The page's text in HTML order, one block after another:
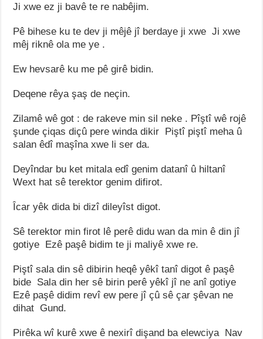
Ji xwe ez ji bavê te re nabêjim.
Pê bihese ku te dev ji mêjê jî berdaye ji xwe Ji xwe
mêj riknê ola me ye .
Ew hevsarê ku me pê girê bidin.
Deqene rêya şaş de neçin.
Zilamê wê got : de rakeve min sil neke . Pîştî wê rojê
şunde çiqas diçû pere winda dikir Piştî piştî meha û
salan êdî maşîna xwe li ser da.
Deyîndar bu ket mitala edî genim datanî û hiltanî
Wext hat sê terektor genim difirot.
Îcar yêk dida bi dizî dileyîst digot.
Sê terektor min firot lê perê didu wan da min ê din jî
gotiye Ezê paşê bidim te ji maliyê xwe re.
Piştî sala din sê dibirin heqê yêkî tanî digot ê paşê
bide Sala din her sê birin perê yêkî jî ne anî gotiye
Ezê paşê didim revî ew pere jî çû sê çar şêvan ne
dihat Gund.
Pirêka wî kurê xwe ê nexirî dişand ba elewciya Nav